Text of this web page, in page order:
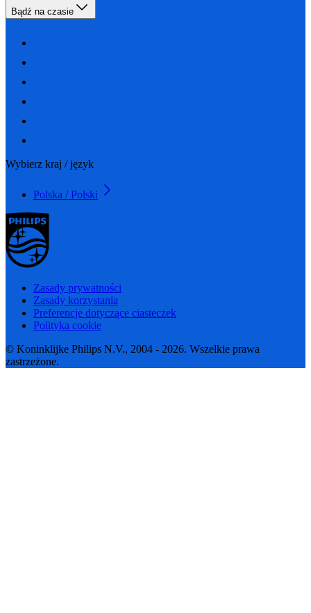
Bądź na czasie
Wybierz kraj / język
Polska / Polski
Zasady prywatności
Zasady korzystania
Preferencje dotyczące ciasteczek
Polityka cookie
© Koninklijke Philips N.V., 2004 - 2026. Wszelkie prawa
zastrzeżone.